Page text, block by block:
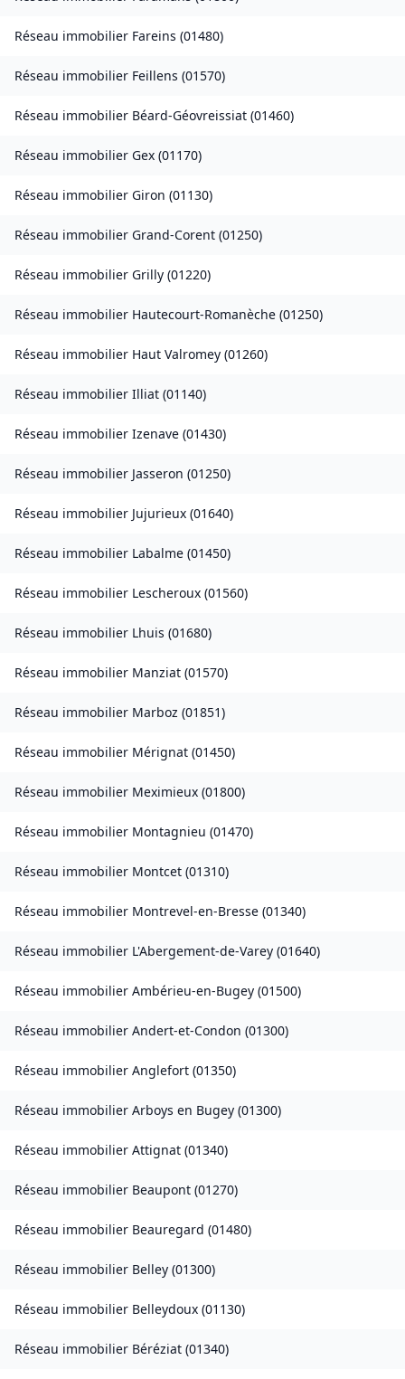
Réseau immobilier Fareins (01480)
Réseau immobilier Feillens (01570)
Réseau immobilier Béard-Géovreissiat (01460)
Réseau immobilier Gex (01170)
Réseau immobilier Giron (01130)
Réseau immobilier Grand-Corent (01250)
Réseau immobilier Grilly (01220)
Réseau immobilier Hautecourt-Romanèche (01250)
Réseau immobilier Haut Valromey (01260)
Réseau immobilier Illiat (01140)
Réseau immobilier Izenave (01430)
Réseau immobilier Jasseron (01250)
Réseau immobilier Jujurieux (01640)
Réseau immobilier Labalme (01450)
Réseau immobilier Lescheroux (01560)
Réseau immobilier Lhuis (01680)
Réseau immobilier Manziat (01570)
Réseau immobilier Marboz (01851)
Réseau immobilier Mérignat (01450)
Réseau immobilier Meximieux (01800)
Réseau immobilier Montagnieu (01470)
Réseau immobilier Montcet (01310)
Réseau immobilier Montrevel-en-Bresse (01340)
Réseau immobilier L'Abergement-de-Varey (01640)
Réseau immobilier Ambérieu-en-Bugey (01500)
Réseau immobilier Andert-et-Condon (01300)
Réseau immobilier Anglefort (01350)
Réseau immobilier Arboys en Bugey (01300)
Réseau immobilier Attignat (01340)
Réseau immobilier Beaupont (01270)
Réseau immobilier Beauregard (01480)
Réseau immobilier Belley (01300)
Réseau immobilier Belleydoux (01130)
Réseau immobilier Béréziat (01340)